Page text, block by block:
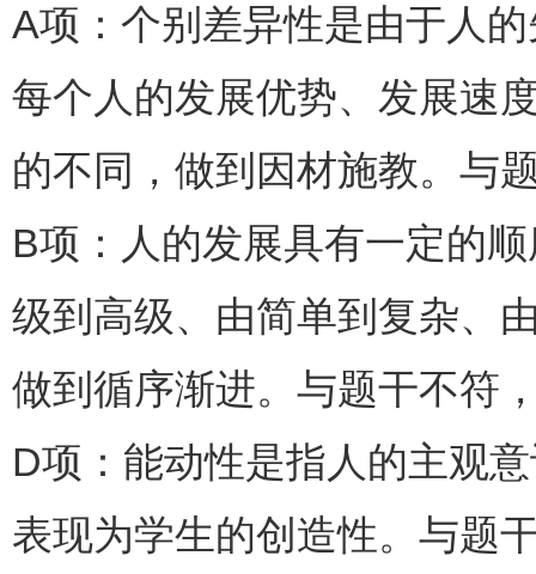
A项：个别差异性是由于人
每个人的发展优势、发展速
的不同，做到因材施教。与
B项：人的发展具有一定的
级到高级、由简单到复杂、
做到循序渐进。与题干不符
D项：能动性是指人的主观
表现为学生的创造性。与题